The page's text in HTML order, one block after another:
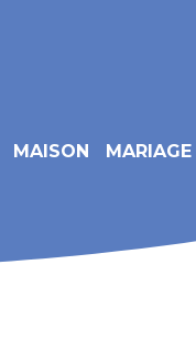
MAISON MARIAGE